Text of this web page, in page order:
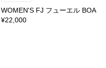
WOMEN'S FJ フューエル BOA
¥22,000